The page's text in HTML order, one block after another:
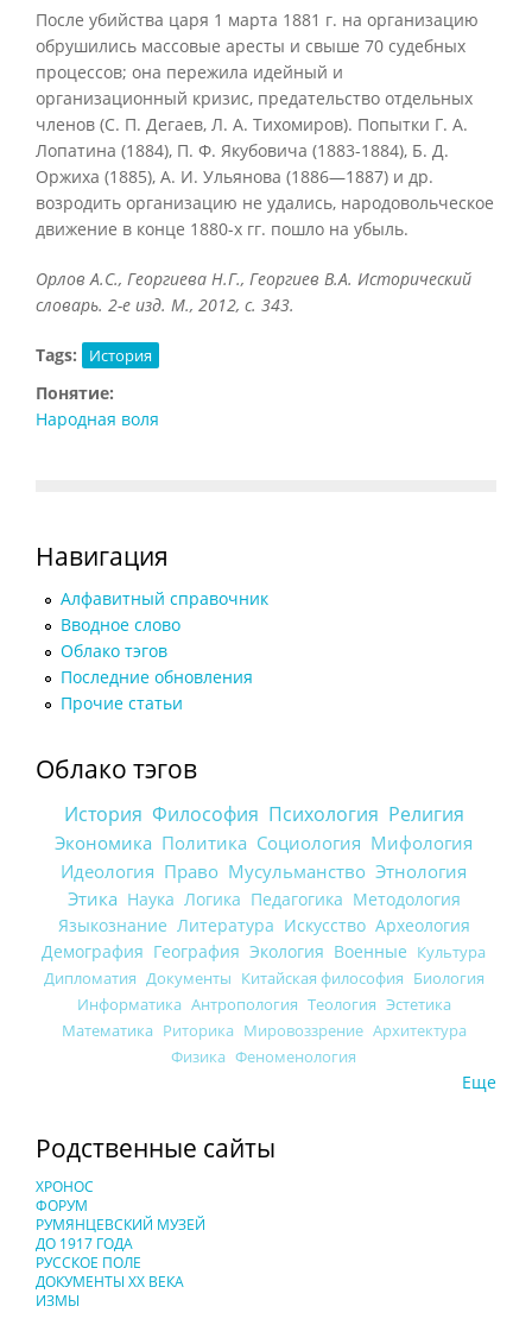
После убийства царя 1 марта 1881 г. на организацию
обрушились массовые аресты и свыше 70 судебных
процессов; она пережила идейный и
организационный кризис, предательство отдельных
членов (С. П. Дегаев, Л. А. Тихомиров). Попытки Г. А.
Лопатина (1884), П. Ф. Якубовича (1883-1884), Б. Д.
Оржиха (1885), А. И. Ульянова (1886—1887) и др.
возродить организацию не удались, народовольческое
движение в конце 1880-х гг. пошло на убыль.
Орлов А.С., Георгиева Н.Г., Георгиев В.А. Исторический
словарь. 2-е изд. М., 2012, с. 343.
Tags: История
Понятие:
Народная воля
Навигация
Алфавитный справочник
Вводное слово
Облако тэгов
Последние обновления
Прочие статьи
Облако тэгов
История Философия Психология Религия
Экономика Политика Социология Мифология
Идеология Право Мусульманство Этнология
Этика Наука Логика Педагогика Методология
Языкознание Литература Искусство Археология
Демография География Экология Военные Культура
Дипломатия Документы Китайская философия Биология
Информатика Антропология Теология Эстетика
Математика Риторика Мировоззрение Архитектура
Физика Феноменология
Еще
Родственные сайты
ХРОНОС
ФОРУМ
РУМЯНЦЕВСКИЙ МУЗЕЙ
ДО 1917 ГОДА
РУССКОЕ ПОЛЕ
ДОКУМЕНТЫ XX ВЕКА
ИЗМЫ